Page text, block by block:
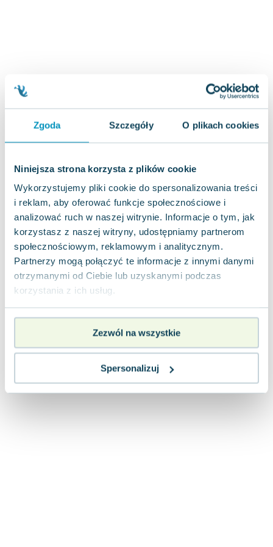
Zgoda Szczegóły O plikach cookies
Niniejsza strona korzysta z plików cookie
Wykorzystujemy pliki cookie do spersonalizowania treści
i reklam, aby oferować funkcje społecznościowe i
analizować ruch w naszej witrynie. Informacje o tym, jak
korzystasz z naszej witryny, udostępniamy partnerom
społecznościowym, reklamowym i analitycznym.
Partnerzy mogą połączyć te informacje z innymi danymi
otrzymanymi od Ciebie lub uzyskanymi podczas
korzystania z ich usług.
Zezwól na wszystkie
Spersonalizuj
Maddie Ziegler
Joanna Racewicz
Eric Helms
Anna Prus (oprac.)
Nela Mała Reporterka
Agnieszka Maciąg
Barbara Wrzesińska
Terry Pratchett
Virginia Woolf
Lorraine Warren
Ajahn Brahm
Lucinda Riley